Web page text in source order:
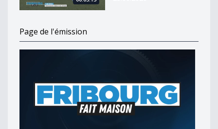
Page de l'émission